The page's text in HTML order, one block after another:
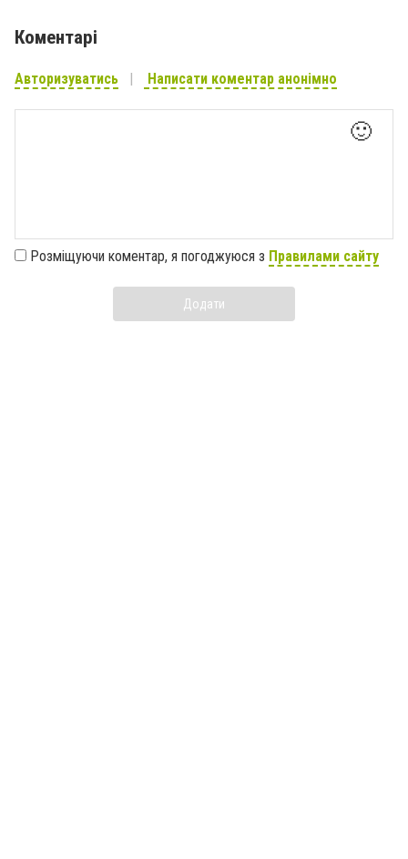
Коментарі
Авторизуватись Написати коментар анонімно
🙂
Розміщуючи коментар, я погоджуюся з Правилами сайту
Додати